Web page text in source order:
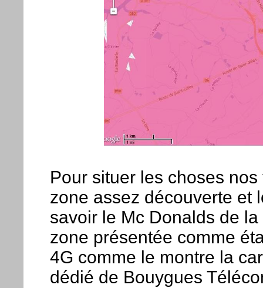
Pour situer les choses
zone assez découverte et
savoir le Mc Donalds de
zone présentée comme
4G comme le montre la
dédié de Bouygues